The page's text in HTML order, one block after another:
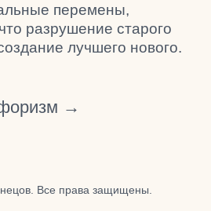
перемены,
разрушение старого
лучшего нового.
→
Все права защищены.